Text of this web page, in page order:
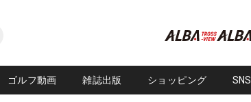
ゴルフ動画 雑誌出版 ショッピング